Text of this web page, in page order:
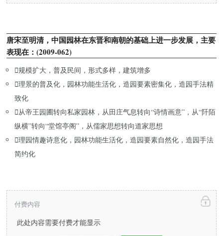
唐宋至明清，中国园林在东晋和南朝的基础上进一步发展，主要
表现在：(2009-062)
规模扩大，普及民间，形式多样，建筑增多
理景的普及化，园林功能生活化，造园要素密集化，造园手法精
致化
从帝王园圃转向私家园林，从田庄气息转向“诗情画意”，从“阡陌
纵横”转向“堂馆亭阁”，从儒家思想转向道家思想
理园情趣诗意化，园林功能生活化，造园要素自然化，造园手法
简约化
此处内容需要付费才能显示
付费内容